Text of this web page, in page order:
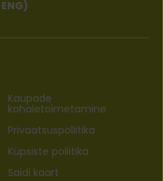
Kaupade
kohaletoimetamine
Privaatsuspoliitika
Küpsiste poliitika
Saidi kaart